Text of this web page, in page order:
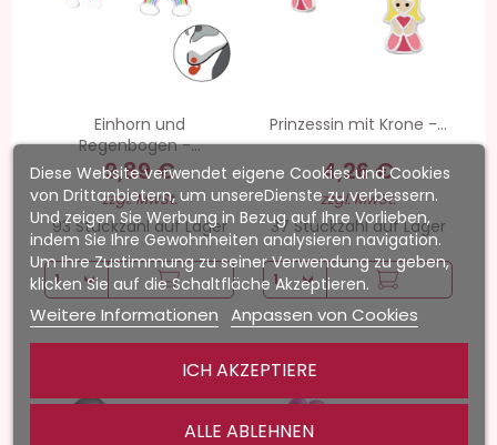
Einhorn und
Regenbogen -...
9,89 €
zzgl. MwSt.
93 Stückzahl auf Lager
Prinzessin mit Krone -...
4,26 €
zzgl. MwSt.
37 Stückzahl auf Lager
-30%
Diese Website verwendet eigene Cookies und Cookies
von Drittanbietern, um unsereDienste zu verbessern.
Und zeigen Sie Werbung in Bezug auf Ihre Vorlieben,
indem Sie Ihre Gewohnheiten analysieren navigation.
Um Ihre Zustimmung zu seiner Verwendung zu geben,
klicken Sie auf die Schaltfläche Akzeptieren.
Weitere Informationen Anpassen von Cookies
ALLE ABLEHNEN
ICH AKZEPTIERE